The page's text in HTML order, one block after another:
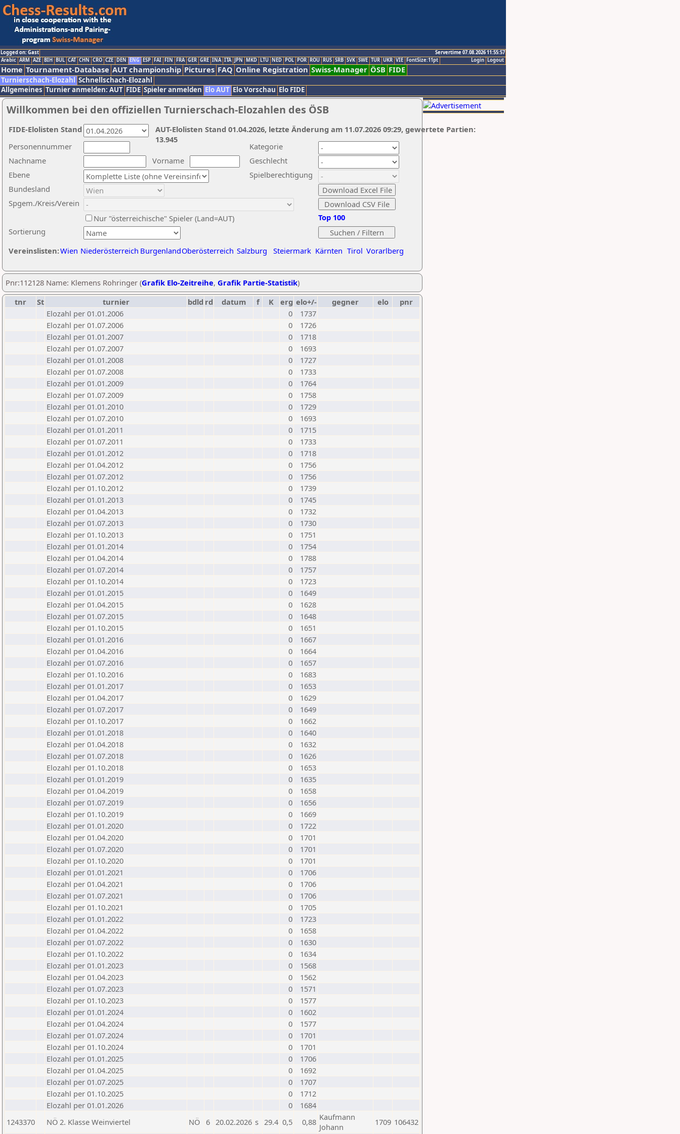
Logged on: Gast
Servertime 07.08.2026 11:55:57
Logout
Login
Arabic ARM AZE BIH BUL CAT CHN CRO CZE DEN ENG ESP FAI FIN FRA GER GRE INA ITA JPN MKD LTU NED POL POR ROU RUS SRB SVK SWE TUR UKR VIE FontSize:11pt
Home Tournament-Database AUT championship Pictures FAQ Online Registration Swiss-Manager ÖSB FIDE
Turnierschach-Elozahl Schnellschach-Elozahl
Allgemeines Turnier anmelden: AUT FIDE Spieler anmelden Elo AUT Elo Vorschau Elo FIDE
Willkommen bei den offiziellen Turnierschach-Elozahlen des ÖSB
Nachname
Vorname
Ebene
Kategorie
Sortierung
Personennummer
Bundesland
Spgem./Kreis/Verein
Geschlecht
Nur "österreichische" Spieler (Land=AUT)
Spielberechtigung
Vereinslisten:Wien Niederösterreich BurgenlandOberösterreich Salzburg Steiermark Kärnten Tirol Vorarlberg
Top 100
AUT-Elolisten Stand 01.04.2026, letzte Änderung am 11.07.2026 09:29, gewertete Partien:
13.945
FIDE-Elolisten Stand
Pnr:112128 Name: Klemens Rohringer (Grafik Elo-Zeitreihe, Grafik Partie-Statistik)
tnr
St turnier bdld rd datum f K erg elo+/- gegner elo
pnr
Elozahl per 01.01.2006
0
1737
Elozahl per 01.07.2006
0
1726
Elozahl per 01.01.2007
0
1718
Elozahl per 01.07.2007
0
1693
Elozahl per 01.01.2008
0
1727
Elozahl per 01.07.2008
0
1733
Elozahl per 01.01.2009
0
1764
Elozahl per 01.07.2009
0
1758
Elozahl per 01.01.2010
0
1729
Elozahl per 01.07.2010
0
1693
Elozahl per 01.01.2011
0
1715
Elozahl per 01.07.2011
0
1733
Elozahl per 01.01.2012
0
1718
Elozahl per 01.04.2012
0
1756
Elozahl per 01.07.2012
0
1756
Elozahl per 01.10.2012
0
1739
Elozahl per 01.01.2013
0
1745
Elozahl per 01.04.2013
0
1732
Elozahl per 01.07.2013
0
1730
Elozahl per 01.10.2013
0
1751
Elozahl per 01.01.2014
0
1754
Elozahl per 01.04.2014
0
1788
Elozahl per 01.07.2014
0
1757
Elozahl per 01.10.2014
0
1723
Elozahl per 01.01.2015
0
1649
Elozahl per 01.04.2015
0
1628
Elozahl per 01.07.2015
0
1648
Elozahl per 01.10.2015
0
1651
Elozahl per 01.01.2016
0
1667
Elozahl per 01.04.2016
0
1664
Elozahl per 01.07.2016
0
1657
Elozahl per 01.10.2016
0
1683
Elozahl per 01.01.2017
0
1653
Elozahl per 01.04.2017
0
1629
Elozahl per 01.07.2017
0
1649
Elozahl per 01.10.2017
0
1662
Elozahl per 01.01.2018
0
1640
Elozahl per 01.04.2018
0
1632
Elozahl per 01.07.2018
0
1626
Elozahl per 01.10.2018
0
1653
Elozahl per 01.01.2019
0
1635
Elozahl per 01.04.2019
0
1658
Elozahl per 01.07.2019
0
1656
Elozahl per 01.10.2019
0
1669
Elozahl per 01.01.2020
0
1722
Elozahl per 01.04.2020
0
1701
Elozahl per 01.07.2020
0
1701
Elozahl per 01.10.2020
0
1701
Elozahl per 01.01.2021
0
1706
Elozahl per 01.04.2021
0
1706
Elozahl per 01.07.2021
0
1706
Elozahl per 01.10.2021
0
1705
Elozahl per 01.01.2022
0
1723
Elozahl per 01.04.2022
0
1658
Elozahl per 01.07.2022
0
1630
Elozahl per 01.10.2022
0
1634
Elozahl per 01.01.2023
0
1568
Elozahl per 01.04.2023
0
1562
Elozahl per 01.07.2023
0
1571
Elozahl per 01.10.2023
0
1577
Elozahl per 01.01.2024
0
1602
Elozahl per 01.04.2024
0
1577
Elozahl per 01.07.2024
0
1701
Elozahl per 01.10.2024
0
1701
Elozahl per 01.01.2025
0
1706
Elozahl per 01.04.2025
0
1692
Elozahl per 01.07.2025
0
1707
Elozahl per 01.10.2025
0
1712
Elozahl per 01.01.2026
0
1684
1243370
NÖ 2. Klasse Weinviertel NÖ 6 20.02.2026 s 29.4 0,5 0,88 Kaufmann
Johann
1709 106432